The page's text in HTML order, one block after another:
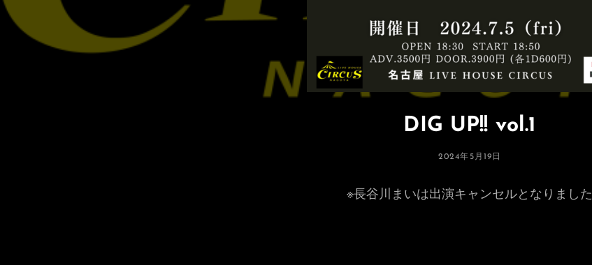
DIG UP!! vol.1
投
2024年5月19日
※長谷川まいは出演キャンセルとなりました